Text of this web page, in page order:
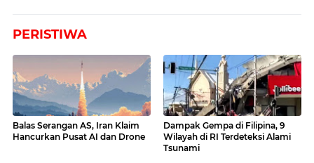
PERISTIWA
Balas Serangan AS, Iran Klaim
Hancurkan Pusat AI dan Drone
Dampak Gempa di Filipina, 9
Wilayah di RI Terdeteksi Alami
Tsunami